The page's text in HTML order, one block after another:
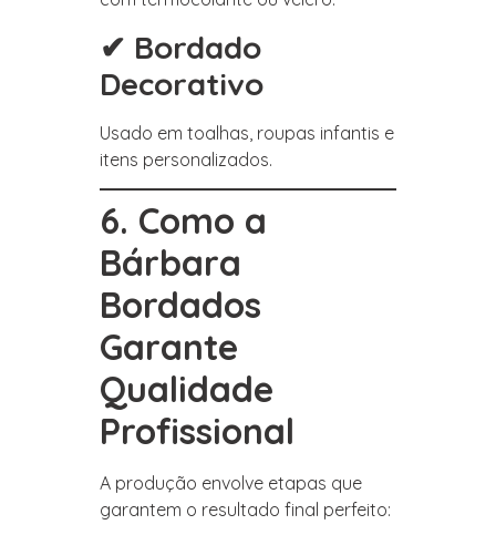
✔ Bordado
Decorativo
Usado em toalhas, roupas infantis e
itens personalizados.
6. Como a
Bárbara
Bordados
Garante
Qualidade
Profissional
A produção envolve etapas que
garantem o resultado final perfeito: